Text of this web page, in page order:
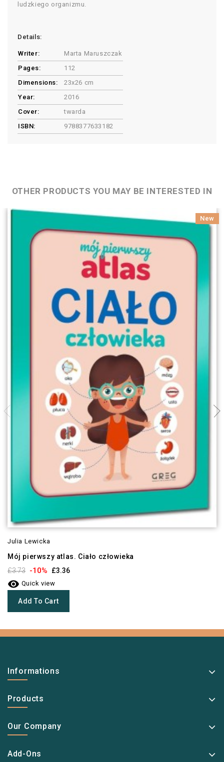
ludzkiego organizmu.
Details:
Writer:
Marta Maruszczak
Pages:
112
Dimensions:
23x26 cm
Year:
2016
Cover:
twarda
ISBN:
9788377633182
OTHER PRODUCTS YOU MAY BE INTERESTED IN
New
Julia Lewicka
Mój pierwszy atlas. Ciało człowieka
£3.73 -10% £3.36
 Quick view
Add To Cart
Informations
Products
Our Company
Add-Ons